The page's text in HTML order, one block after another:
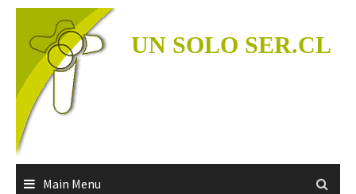
Skip
content
UN SOLO SER.CL
Main Menu